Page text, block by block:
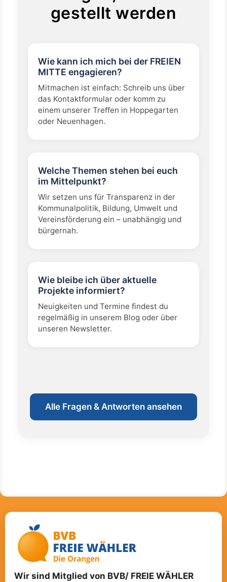
gestellt werden
Wie kann ich mich bei der FREIEN
MITTE engagieren?
Mitmachen ist einfach: Schreib uns über
das Kontaktformular oder komm zu
einem unserer Treffen in Hoppegarten
oder Neuenhagen.
Welche Themen stehen bei euch
im Mittelpunkt?
Wir setzen uns für Transparenz in der
Kommunalpolitik, Bildung, Umwelt und
Vereinsförderung ein – unabhängig und
bürgernah.
Wie bleibe ich über aktuelle
Projekte informiert?
Neuigkeiten und Termine findest du
regelmäßig in unserem Blog oder über
unseren Newsletter.
Alle Fragen & Antworten ansehen
Wir sind Mitglied von BVB/ FREIE WÄHLER